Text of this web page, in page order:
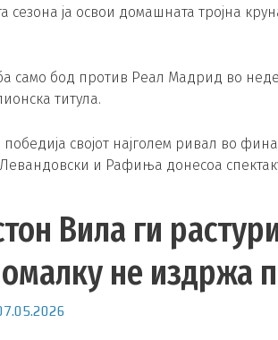
сезона ја освои домашната тројна
само бод против Реал Мадрид во
титула.
својот најголем ривал во
и Рафиња донесоа
Вила ги
не издржа